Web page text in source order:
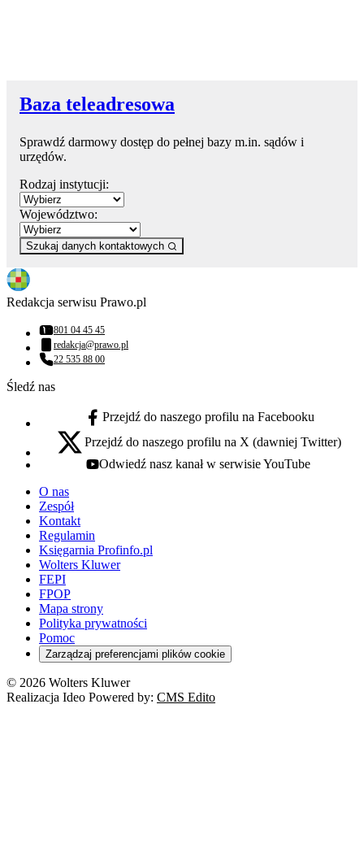
Baza teleadresowa
Sprawdź darmowy dostęp do pełnej bazy m.in. sądów i
urzędów.
Rodzaj instytucji:
Województwo:
Szukaj danych kontaktowych
Redakcja serwisu Prawo.pl
Numer telefonu:
801 04 45 45
Adres email:
redakcja@prawo.pl
Numer telefonu:
22 535 88 00
Śledź nas
facebook - otwiera się w nowej karcie
Przejdź do naszego profilu na Facebooku
x - otwiera się w nowej karcie
Przejdź do naszego profilu na X (dawniej Twitter)
youtube - otwiera się w nowej karcie
Odwiedź nasz kanał w serwisie YouTube
O nas
Zespół
Kontakt
Regulamin
Księgarnia Profinfo.pl
Wolters Kluwer
FEPI
FPOP
Mapa strony
Polityka prywatności
Pomoc
Zarządzaj preferencjami plików cookie
© 2026 Wolters Kluwer
Realizacja Ideo Powered by: CMS Edito